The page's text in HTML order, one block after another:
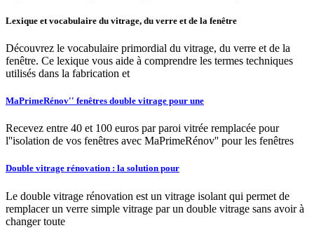
Lexique et vocabulaire du vitrage, du verre et de la fenêtre
Découvrez le vocabulaire primordial du vitrage, du verre et de la
fenêtre. Ce lexique vous aide à comprendre les termes techniques
utilisés dans la fabrication et
MaPrimeRénov'' fenêtres double vitrage pour une
Recevez entre 40 et 100 euros par paroi vitrée remplacée pour
l''isolation de vos fenêtres avec MaPrimeRénov'' pour les fenêtres
Double vitrage rénovation : la solution pour
Le double vitrage rénovation est un vitrage isolant qui permet de
remplacer un verre simple vitrage par un double vitrage sans avoir à
changer toute